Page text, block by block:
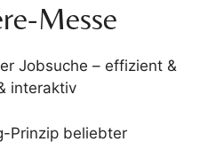
Messe
Jobsuche – effizient &
interaktiv
Prinzip beliebter